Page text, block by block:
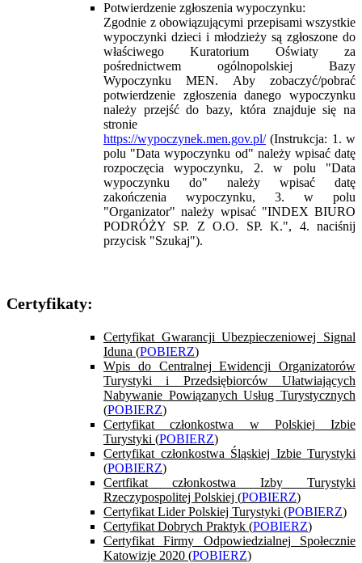
Potwierdzenie zgłoszenia wypoczynku:
Zgodnie z obowiązującymi przepisami wszystkie
wypoczynki dzieci i młodzieży są zgłoszone do
właściwego Kuratorium Oświaty za
pośrednictwem ogólnopolskiej Bazy
Wypoczynku MEN. Aby zobaczyć/pobrać
potwierdzenie zgłoszenia danego wypoczynku
należy przejść do bazy, która znajduje się na
stronie
https://wypoczynek.men.gov.pl/(Instrukcja: 1. w
polu "Data wypoczynku od" należy wpisać datę
rozpoczęcia wypoczynku, 2. w polu "Data
wypoczynku do" należy wpisać datę
zakończenia wypoczynku, 3. w polu
"Organizator" należy wpisać "INDEX BIURO
PODRÓŻY SP. Z O.O. SP. K.", 4. naciśnij
przycisk "Szukaj").
Certyfikaty:
Certyfikat Gwarancji Ubezpieczeniowej Signal
Iduna (POBIERZ)
Wpis do Centralnej Ewidencji Organizatorów
Turystyki i Przedsiębiorców Ułatwiających
Nabywanie Powiązanych Usług Turystycznych
(POBIERZ)
Certyfikat członkostwa w Polskiej Izbie
Turystyki (POBIERZ)
Certyfikat członkostwa Śląskiej Izbie Turystyki
(POBIERZ)
Certfikat członkostwa Izby Turystyki
Rzeczypospolitej Polskiej (POBIERZ)
Certyfikat Lider Polskiej Turystyki (POBIERZ)
Certyfikat Dobrych Praktyk (POBIERZ)
Certyfikat Firmy Odpowiedzialnej Społecznie
Katowizje 2020 (POBIERZ)